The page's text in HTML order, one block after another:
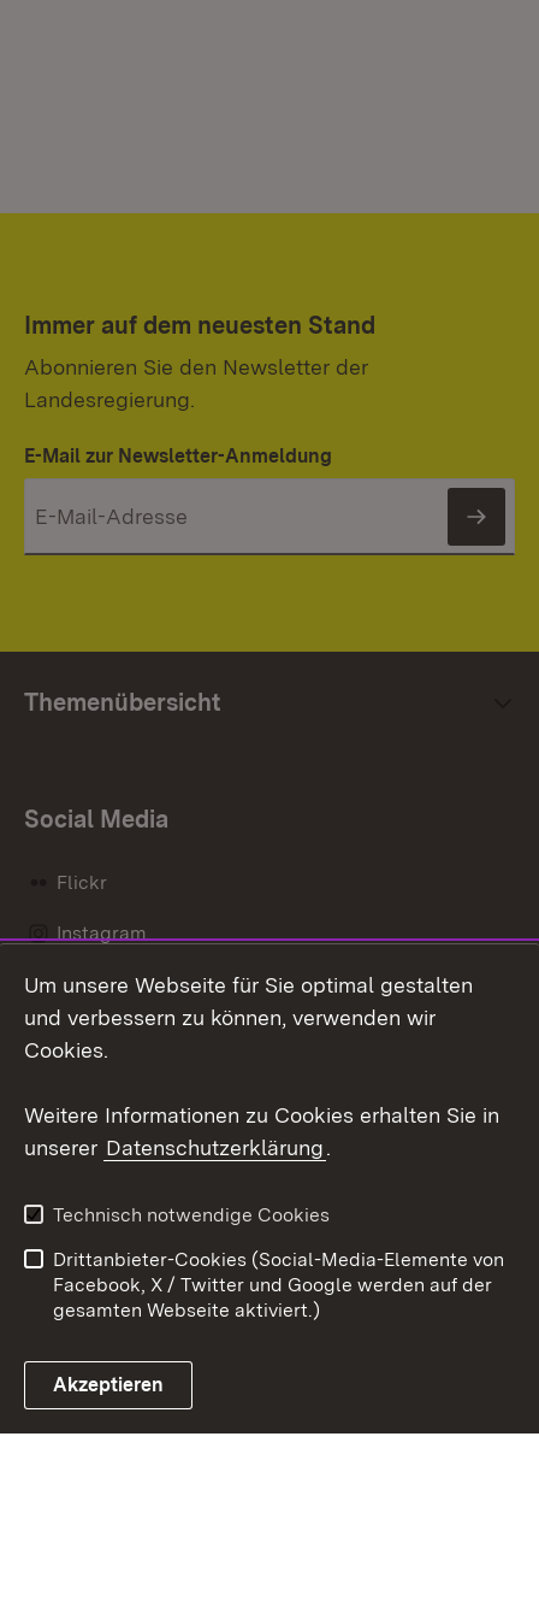
Immer auf dem neuesten Stand
Abonnieren Sie den Newsletter der
Landesregierung.
E-Mail zur Newsletter-Anmeldung
Themenübersicht
Social Media
Flickr
Instagram
Social Wall
Link zum Landesportal
Barrierefreiheit
Benutzungshinweise
Impressum
Cookies
Um unsere Webseite für Sie optimal gestalten
und verbessern zu können, verwenden wir
Cookies.
Weitere Informationen zu Cookies erhalten Sie in
unserer Datenschutzerklärung.
Technisch notwendige Cookies
Drittanbieter-Cookies (Social-Media-Elemente von
Facebook, X / Twitter und Google werden auf der
gesamten Webseite aktiviert.)
Akzeptieren